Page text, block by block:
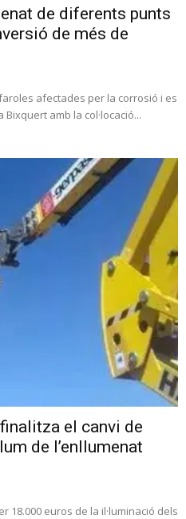
de diferents punts
de més de
afectades per la corrosió i es
amb la col·locació...
el canvi de
de l’enllumenat
18.000 euros de la il·luminació dels